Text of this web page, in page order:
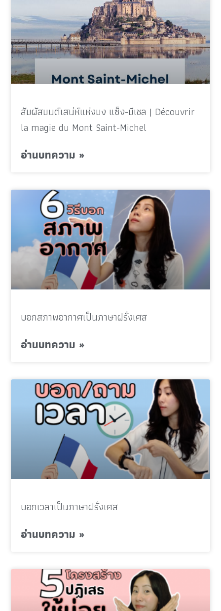
สัมผัสมนต์เสน่ห์แห่งมง แซ็ง-มีเชล | Découvrir
la magie du Mont Saint-Michel
อ่านบทความ »
บอกสภาพอากาศเป็นภาษาฝรั่งเศส
อ่านบทความ »
บอกเวลาเป็นภาษาฝรั่งเศส
อ่านบทความ »